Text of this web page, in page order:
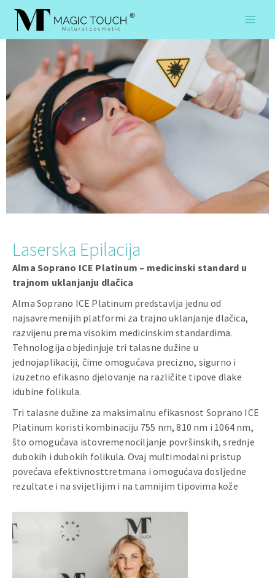
content
Laserska Epilacija
Alma Soprano ICE Platinum – medicinski standard u
trajnom uklanjanju dlačica
Alma Soprano ICE Platinum predstavlja jednu od
najsavremenijih platformi za trajno uklanjanje dlačica,
razvijenu prema visokim medicinskim standardima.
Tehnologija objedinjuje tri talasne dužine u
jednojaplikaciji, čime omogućava precizno, sigurno i
izuzetno efikasno djelovanje na različite tipove dlake
idubine folikula.
Tri talasne dužine za maksimalnu efikasnost Soprano ICE
Platinum koristi kombinaciju 755 nm, 810 nm i 1064 nm,
što omogućava istovremenociljanje površinskih, srednje
dubokih i dubokih folikula. Ovaj multimodalni pristup
povećava efektivnosttretmana i omogućava dosljedne
rezultate i na svijetlijim i na tamnijim tipovima kože